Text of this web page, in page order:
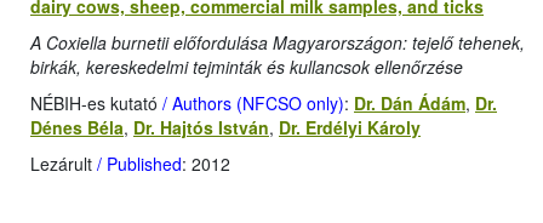
dairy cows, sheep, commercial milk samples, and ticks
A Coxiella burnetii előfordulása Magyarországon: tejelő tehenek,
birkák, kereskedelmi tejminták és kullancsok ellenőrzése
NÉBIH-es kutató / Authors (NFCSO only): Dr. Dán Ádám, Dr.
Dénes Béla, Dr. Hajtós István, Dr. Erdélyi Károly
Lezárult / Published: 2012